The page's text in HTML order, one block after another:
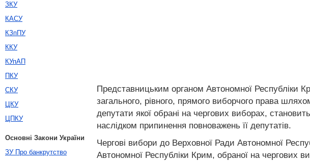
Представницьким органом Автономної Республіки
загального, рівного, прямого виборчого права
депутати якої обрані на чергових виборах,
наслідком припинення повноважень її депутатів.
Чергові вибори до Верховної Ради Автономної
Автономної Республіки Крим, обраної на чергових
ЗКУ
КАСУ
КЗпПУ
ККУ
КУпАП
ПКУ
СКУ
ЦКУ
ЦПКУ
Основні Закони України
ЗУ Про банкрутство